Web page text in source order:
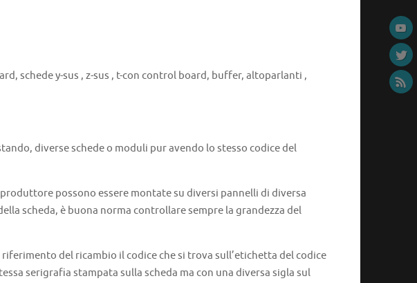
schede y-sus , z-sus , t-con control board, buffer, altoparlanti ,
diverse schede o moduli pur avendo lo stesso codice del
possono essere montate su diversi pannelli di diversa
scheda, è buona norma controllare sempre la grandezza del
del ricambio il codice che si trova sull’etichetta del codice
serigrafia stampata sulla scheda ma con una diversa sigla sul